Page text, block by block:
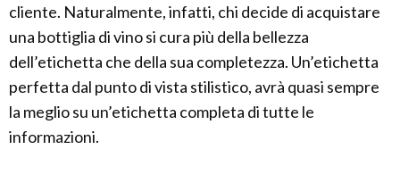
cliente. Naturalmente, infatti, chi decide di acquistare
una bottiglia di vino si cura più della bellezza
dell’etichetta che della sua completezza. Un’etichetta
perfetta dal punto di vista stilistico, avrà quasi sempre
la meglio su un’etichetta completa di tutte le
informazioni.